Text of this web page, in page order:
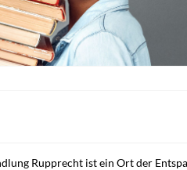
Rupprecht ist ein Ort der